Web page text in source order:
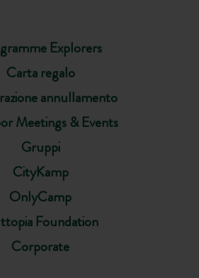
Explorers
Carta regalo
annullamento
Meetings & Events
Gruppi
CityKamp
OnlyCamp
Foundation
Corporate